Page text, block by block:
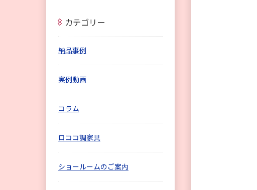
カテゴリー
納品事例
実例動画
コラム
ロココ調家具
ショールームのご案内